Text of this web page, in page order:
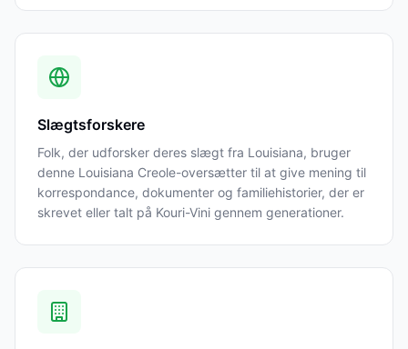
Slægtsforskere
Folk, der udforsker deres slægt fra Louisiana, bruger
denne Louisiana Creole-oversætter til at give mening til
korrespondance, dokumenter og familiehistorier, der er
skrevet eller talt på Kouri-Vini gennem generationer.